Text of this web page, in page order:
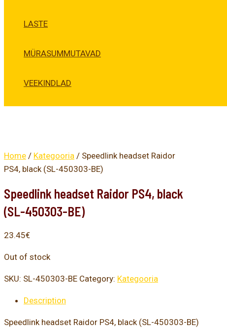
LASTE
MÜRASUMMUTAVAD
VEEKINDLAD
Home / Kategooria / Speedlink headset Raidor
PS4, black (SL-450303-BE)
Speedlink headset Raidor PS4, black
(SL-450303-BE)
23.45€
Out of stock
SKU: SL-450303-BE Category: Kategooria
Description
Speedlink headset Raidor PS4, black (SL-450303-BE)